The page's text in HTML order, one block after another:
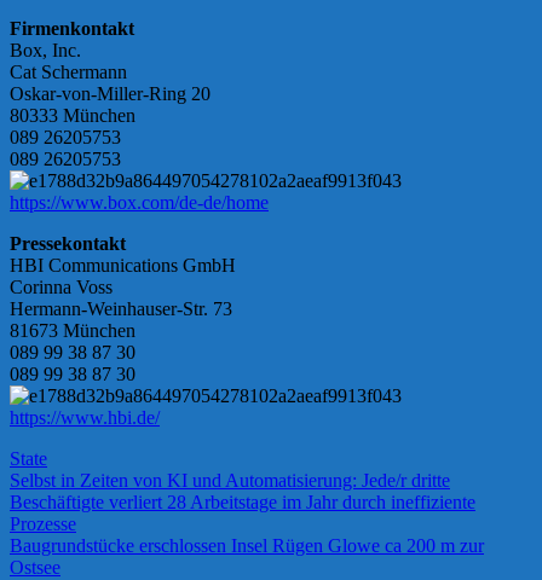
Firmenkontakt
Box, Inc.
Cat Schermann
Oskar-von-Miller-Ring 20
80333 München
089 26205753
089 26205753
https://www.box.com/de-de/home
Pressekontakt
HBI Communications GmbH
Corinna Voss
Hermann-Weinhauser-Str. 73
81673 München
089 99 38 87 30
089 99 38 87 30
https://www.hbi.de/
State
Beitragsnavigation
Vorheriger
Beitrag:
Selbst in Zeiten von KI und Automatisierung: Jede/r dritte
Beschäftigte verliert 28 Arbeitstage im Jahr durch ineffiziente
Prozesse
Nächster
Beitrag:
Baugrundstücke erschlossen Insel Rügen Glowe ca 200 m zur
Ostsee